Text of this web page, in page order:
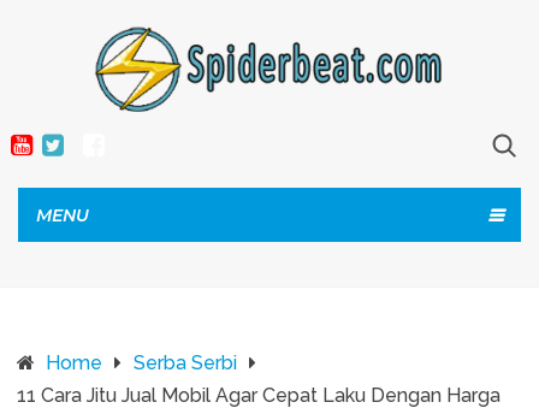
MENU
Home
Serba Serbi
11 Cara Jitu Jual Mobil Agar Cepat Laku Dengan Harga